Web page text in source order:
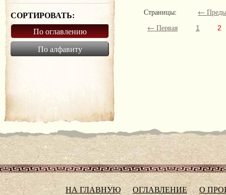
Страницы:
←
← Первая
1 2
СОРТИРОВАТЬ:
По оглавлению
По алфавиту
НА ГЛАВНУЮ ОГЛАВЛЕНИЕ О